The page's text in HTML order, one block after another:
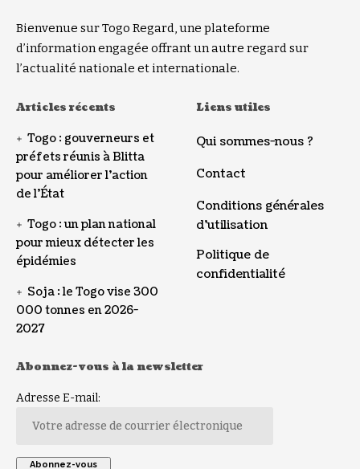
Bienvenue sur Togo Regard, une plateforme
d’information engagée offrant un autre regard sur
l’actualité nationale et internationale.
Articles récents
Togo : gouverneurs et
préfets réunis à Blitta
pour améliorer l’action
de l’État
Togo : un plan national
pour mieux détecter les
épidémies
Soja : le Togo vise 300
000 tonnes en 2026-
2027
Liens utiles
Qui sommes-nous ?
Contact
Conditions générales
d’utilisation
Politique de
confidentialité
Abonnez-vous à la newsletter
Adresse E-mail: